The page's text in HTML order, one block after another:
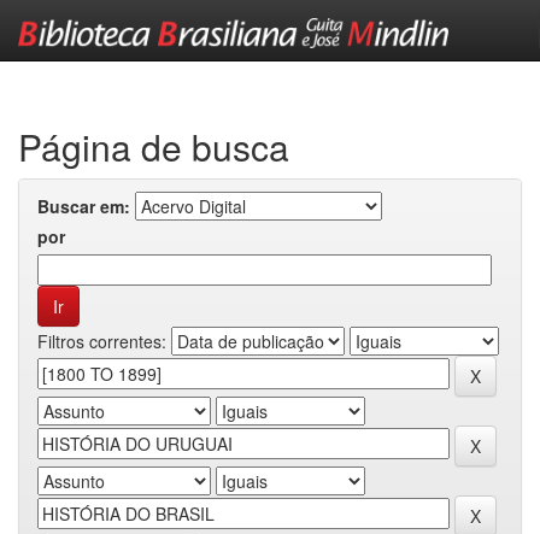
Página de busca
Buscar em:
por
Filtros correntes: